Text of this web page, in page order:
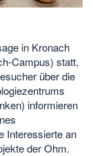
in Kronach
Campus) statt,
über die
informieren
Interessierte an
der Ohm.